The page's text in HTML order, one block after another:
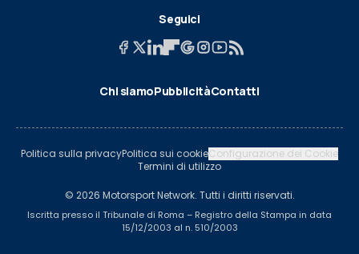
Seguici
Chi siamoPubblicitàContatti
Politica sulla privacyPolitica sui cookieConfigurazione dei Cookie
Termini di utilizzo
© 2026 Motorsport Network. Tutti i diritti riservati.
Iscritta presso il Tribunale di Roma – Registro della Stampa in data
15/12/2003 al n. 510/2003